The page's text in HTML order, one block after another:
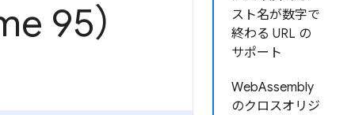
スト名が数字で
終わる URL の
サポート
WebAssembly
のクロスオリジ
95）